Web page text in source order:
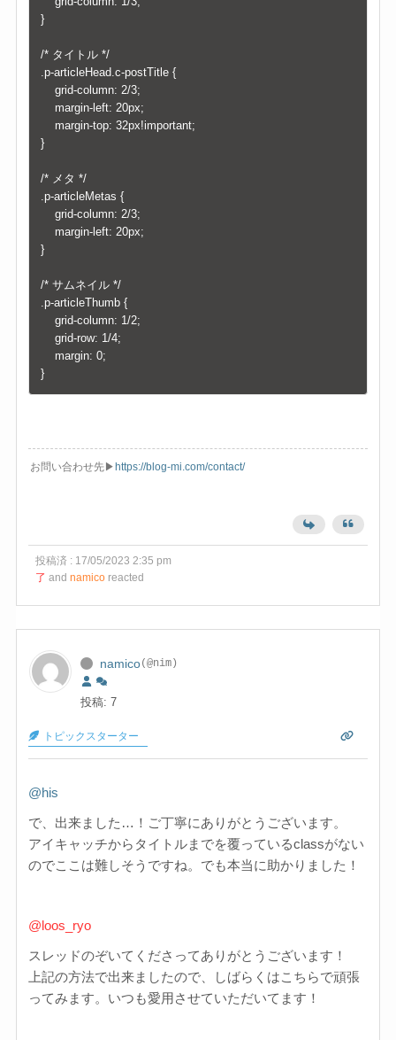
}
/* タイトル */
.p-articleHead.c-postTitle {
}
/* メタ */
.p-articleMetas {
}
/* サムネイル */
.p-articleThumb {
}
お問い合わせ先▶︎ https://blog-mi.com/contact/
投稿済 : 17/05/2023 2:35 pm
了 and namicoreacted
namico(@nim)
投稿: 7
トピックスターター
@his
で、出来ました…！ご丁寧にありがとうございます。
アイキャッチからタイトルまでを覆っているclassがない
のでここは難しそうですね。でも本当に助かりました！
@loos_ryo
スレッドのぞいてくださってありがとうございます！
上記の方法で出来ましたので、しばらくはこちらで頑張
ってみます。いつも愛用させていただいてます！